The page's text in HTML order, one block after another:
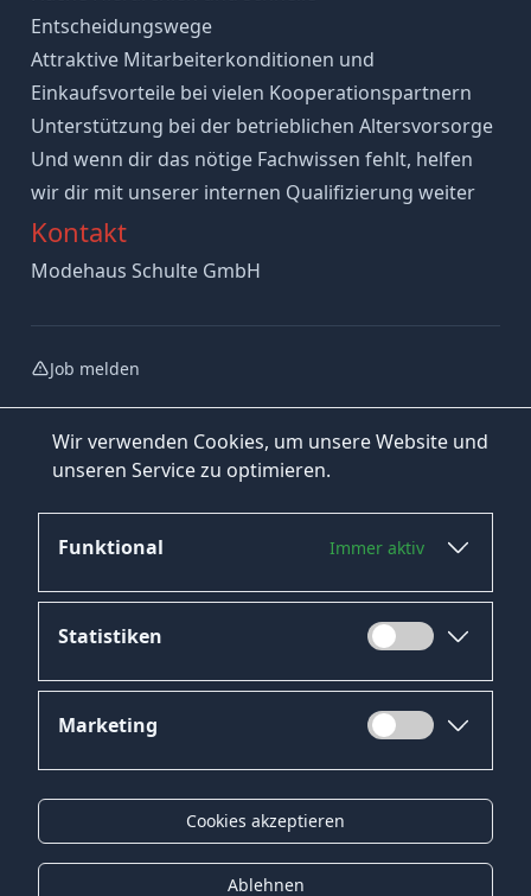
Wir verwenden Cookies, um unsere Website und
unseren Service zu optimieren.
Funktional Immer aktiv
Statistiken
Marketing
Cookies akzeptieren
Ablehnen
Entscheidungswege
Attraktive Mitarbeiterkonditionen und
Einkaufsvorteile bei vielen Kooperationspartnern
Unterstützung bei der betrieblichen Altersvorsorge
Und wenn dir das nötige Fachwissen fehlt, helfen
wir dir mit unserer internen Qualifizierung weiter
Kontakt
Modehaus Schulte GmbH
Job melden
Jetzt bewerben
Datenschutz
Impressum
Kontakt
Gender-Hinweis